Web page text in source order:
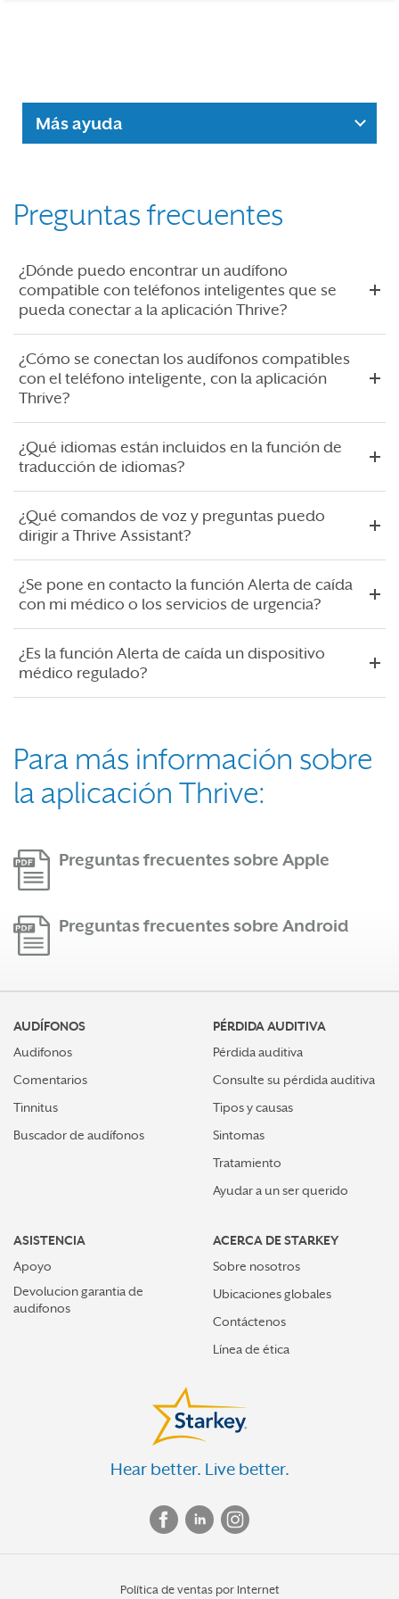
Más ayuda
Preguntas frecuentes
¿Dónde puedo encontrar un audífono
compatible con teléfonos inteligentes que se
pueda conectar a la aplicación Thrive?
¿Cómo se conectan los audífonos compatibles
con el teléfono inteligente, con la aplicación
Thrive?
¿Qué idiomas están incluidos en la función de
traducción de idiomas?
¿Qué comandos de voz y preguntas puedo
dirigir a Thrive Assistant?
¿Se pone en contacto la función Alerta de caída
con mi médico o los servicios de urgencia?
¿Es la función Alerta de caída un dispositivo
médico regulado?
Para más información sobre
la aplicación Thrive:
Preguntas frecuentes sobre Apple
Preguntas frecuentes sobre Android
AUDÍFONOS
Audifonos
Comentarios
Tinnitus
Buscador de audífonos
PÉRDIDA AUDITIVA
Pérdida auditiva
Consulte su pérdida auditiva
Tipos y causas
Sintomas
Tratamiento
Ayudar a un ser querido
ASISTENCIA
Apoyo
Devolucion garantia de
audifonos
ACERCA DE STARKEY
Sobre nosotros
Ubicaciones globales
Contáctenos
Línea de ética
Hear better. Live better.
Política de ventas por Internet